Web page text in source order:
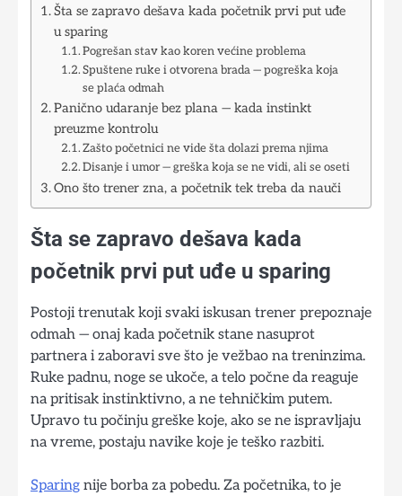
Šta se zapravo dešava kada početnik prvi put uđe
u sparing
Pogrešan stav kao koren većine problema
Spuštene ruke i otvorena brada — pogreška koja
se plaća odmah
Panično udaranje bez plana — kada instinkt
preuzme kontrolu
Zašto početnici ne vide šta dolazi prema njima
Disanje i umor — greška koja se ne vidi, ali se oseti
Ono što trener zna, a početnik tek treba da nauči
Šta se zapravo dešava kada
početnik prvi put uđe u sparing
Postoji trenutak koji svaki iskusan trener prepoznaje
odmah — onaj kada početnik stane nasuprot
partnera i zaboravi sve što je vežbao na treninzima.
Ruke padnu, noge se ukoče, a telo počne da reaguje
na pritisak instinktivno, a ne tehničkim putem.
Upravo tu počinju greške koje, ako se ne ispravljaju
na vreme, postaju navike koje je teško razbiti.
Sparing nije borba za pobedu. Za početnika, to je